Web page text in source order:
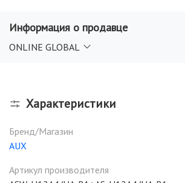
Информация о продавце
ONLINE GLOBAL
Характеристики
Бренд/Магазин
AUX
Артикул производителя